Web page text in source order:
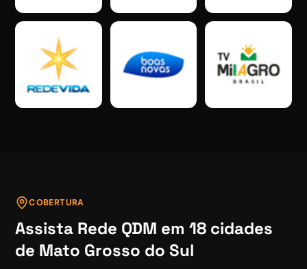
COBERTURA
Assista Rede QDM em18 cidades
de Mato Grosso do Sul